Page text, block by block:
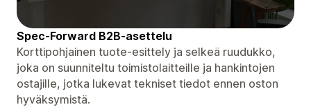
Spec-Forward B2B-asettelu
Korttipohjainen tuote-esittely ja selkeä ruudukko,
joka on suunniteltu toimistolaitteille ja hankintojen
ostajille, jotka lukevat tekniset tiedot ennen oston
hyväksymistä.